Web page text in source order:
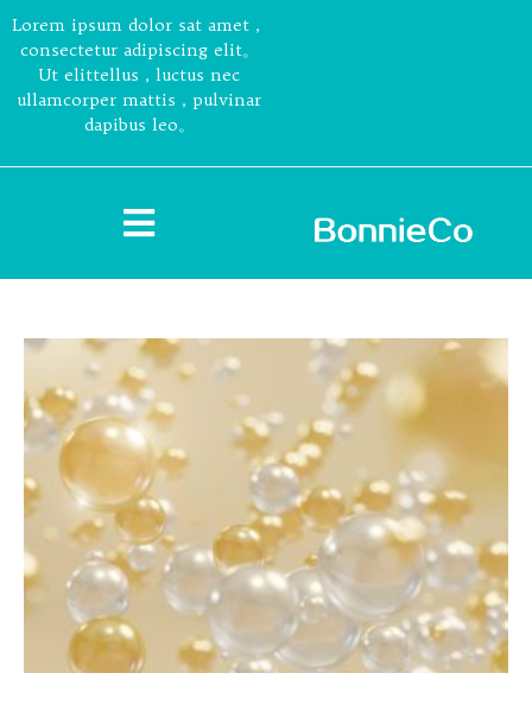
Lorem ipsum dolor sat amet，
consectetur adipiscing elit。
Ut elittellus，luctus nec
ullamcorper mattis，pulvinar
dapibus leo。